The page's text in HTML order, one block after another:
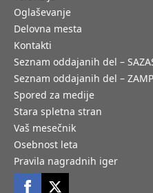
Oglaševanje
Delovna mesta
Kontakti
Seznam oddajanih del –
Seznam oddajanih del – ZAMP
Spored za medije
Stara spletna stran
Vaš mesečnik
Osebnost leta
Pravila nagradnih iger